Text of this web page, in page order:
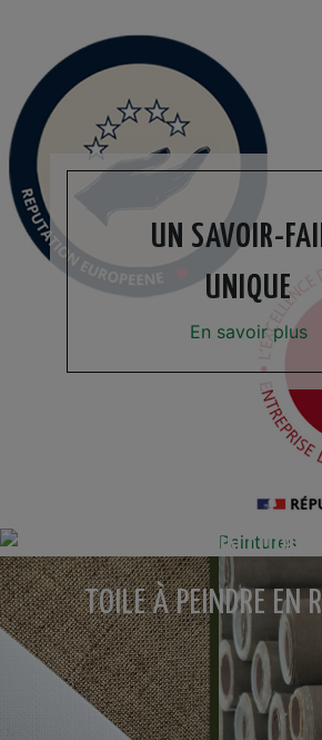
UN SAVOIR-
UNIQUE
En savoir plus
PEINTURE
TOILE À PEINDRE EN